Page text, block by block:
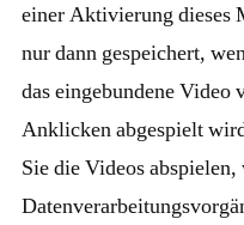
einer Aktivierung dieses
nur dann gespeichert,
das eingebundene Video
Anklicken abgespielt
Sie die Videos